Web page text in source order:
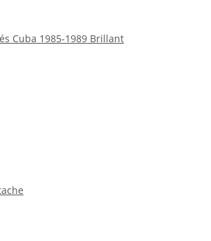
Cuba 1985-1989 Brillant